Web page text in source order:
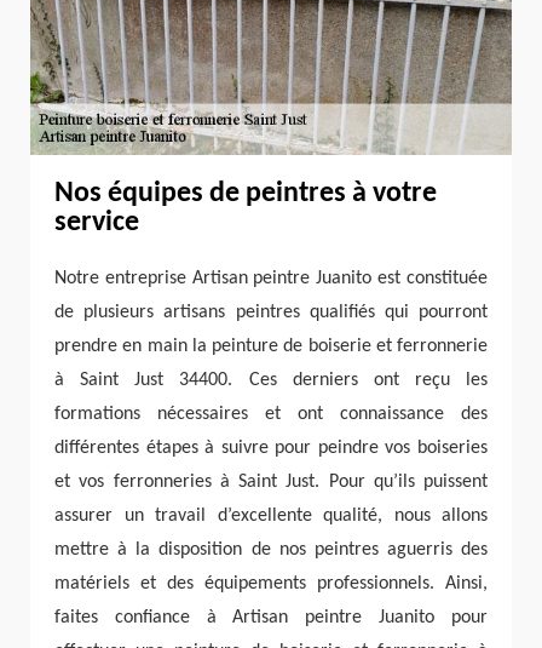
Nos équipes de peintres à votre
service
Notre entreprise Artisan peintre Juanito est constituée
de plusieurs artisans peintres qualifiés qui pourront
prendre en main la peinture de boiserie et ferronnerie
à Saint Just 34400. Ces derniers ont reçu les
formations nécessaires et ont connaissance des
différentes étapes à suivre pour peindre vos boiseries
et vos ferronneries à Saint Just. Pour qu’ils puissent
assurer un travail d’excellente qualité, nous allons
mettre à la disposition de nos peintres aguerris des
matériels et des équipements professionnels. Ainsi,
faites confiance à Artisan peintre Juanito pour